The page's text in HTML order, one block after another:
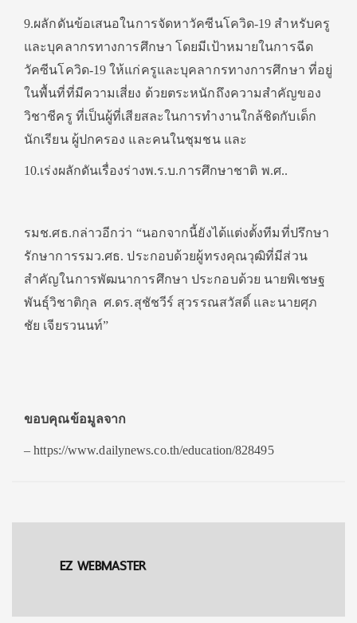
9.ผลักดันข้อเสนอในการจัดหาวัคซีนโควิด-19 สำหรับครู
และบุคลากรทางการศึกษา โดยมีเป้าหมายในการฉีด
วัคซีนโควิด-19 ให้แก่ครูและบุคลากรทางการศึกษา ที่อยู่
ในพื้นที่ที่มีความเสี่ยง ด้วยตระหนักถึงความสำคัญของ
วิชาชีครู ที่เป็นผู้ที่เสียสละในการทำงานใกล้ชิดกับเด็ก
นักเรียน ผู้ปกครอง และคนในชุมชน และ
10.เร่งผลักดันเรื่องร่างพ.ร.บ.การศึกษาชาติ พ.ศ..
รมช.ศธ.กล่าวอีกว่า “นอกจากนี้ยังได้แต่งตั้งทีมที่ปรึกษา
รักษาการรมว.ศธ. ประกอบด้วยผู้ทรงคุณวุฒิที่มีส่วน
สำคัญในการพัฒนาการศึกษา ประกอบด้วย นายพิเชษฐ
พันธุ์วิชาติกุล ศ.ดร.สุชัชวีร์ สุวรรณสวัสดิ์ และนายศุภ
ชัย เจียรวนนท์”
ขอบคุณข้อมูลจาก
– https://www.dailynews.co.th/education/828495
EZ WEBMASTER